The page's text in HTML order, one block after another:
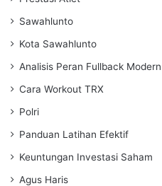
Sawahlunto
Kota Sawahlunto
Analisis Peran Fullback Modern
Cara Workout TRX
Polri
Panduan Latihan Efektif
Keuntungan Investasi Saham
Agus Haris